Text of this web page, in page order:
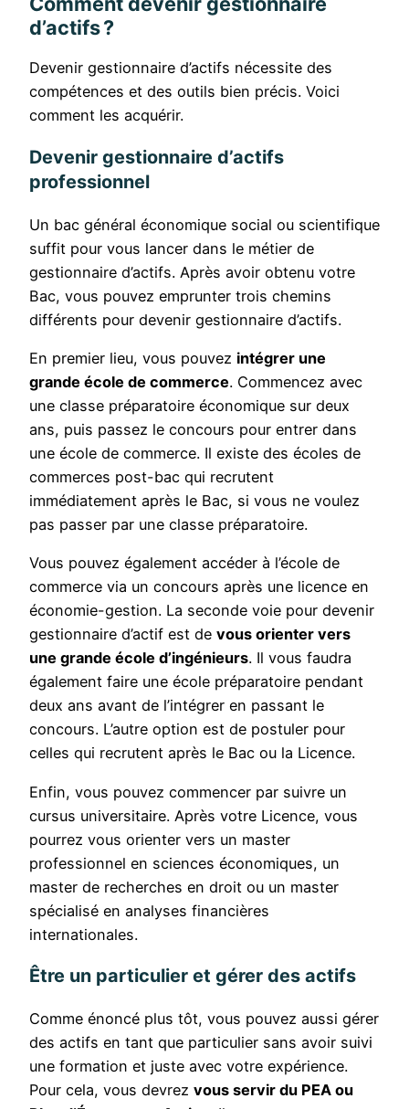
d’actifs ?
Devenir gestionnaire d’actifs nécessite des
compétences et des outils bien précis. Voici
comment les acquérir.
Devenir gestionnaire d’actifs
professionnel
Un bac général économique social ou scientifique
suffit pour vous lancer dans le métier de
gestionnaire d’actifs. Après avoir obtenu votre
Bac, vous pouvez emprunter trois chemins
différents pour devenir gestionnaire d’actifs.
En premier lieu, vous pouvez intégrer une
grande école de commerce. Commencez avec
une classe préparatoire économique sur deux
ans, puis passez le concours pour entrer dans
une école de commerce. Il existe des écoles de
commerces post-bac qui recrutent
immédiatement après le Bac, si vous ne voulez
pas passer par une classe préparatoire.
Vous pouvez également accéder à l’école de
commerce via un concours après une licence en
économie-gestion. La seconde voie pour devenir
gestionnaire d’actif est de vous orienter vers
une grande école d’ingénieurs. Il vous faudra
également faire une école préparatoire pendant
deux ans avant de l’intégrer en passant le
concours. L’autre option est de postuler pour
celles qui recrutent après le Bac ou la Licence.
Enfin, vous pouvez commencer par suivre un
cursus universitaire. Après votre Licence, vous
pourrez vous orienter vers un master
professionnel en sciences économiques, un
master de recherches en droit ou un master
spécialisé en analyses financières
internationales.
Être un particulier et gérer des actifs
Comme énoncé plus tôt, vous pouvez aussi gérer
des actifs en tant que particulier sans avoir suivi
une formation et juste avec votre expérience.
Pour cela, vous devrez vous servir du PEA ou